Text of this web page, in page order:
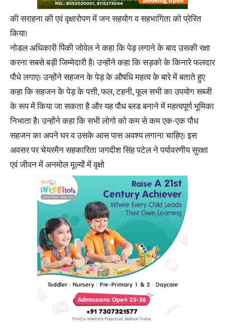
की सराहना की एवं वृक्षारोपण में जन सहयोग व सहभागिता को प्रेरित
किया।
नोडल अधिकारी पिंकी जोवेल ने कहा कि पेड़ लगाने के बाद उसकी रक्षा
करना सबसे बड़ी जिम्मेदारी है। उन्होंने कहा कि सड़को के किनारे फलदार
पौधे लगाए। उन्होंने सहजन के पेड़ के औषधि महत्व के बारे में बताते हुए
कहा कि सहजन केे पेड़ के पत्ती, फल, टहनी, फूल सभी का उपयोग सब्जी
के रूप में किया जा सकता है और यह पौध ब्लड बनाने में महत्वपूर्ण भूमिका
निभाता है। उन्होंने कहा कि सभी लोगो को कम से कम एक-एक पौध
सहजन का अपने घर व उसके आस पास अवश्य लगाना चाहिए। इस
अवसर पर चेयरमैन सहकारिता जगदीश सिंह पटेल ने पर्यावरणीय सुरक्षा
एवं जीवन में अनमोल मूल्यों में वृक्षो